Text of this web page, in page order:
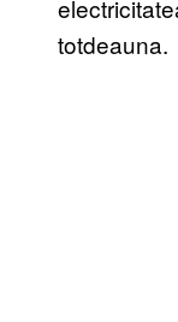
totdeauna.